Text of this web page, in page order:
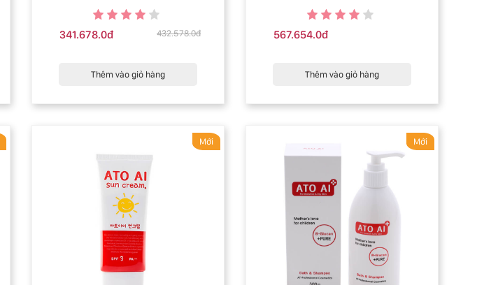
341.678.0đ 432.578.0đ
Thêm vào giỏ hàng
567.654.0đ
Thêm vào giỏ hàng
Mới Mới